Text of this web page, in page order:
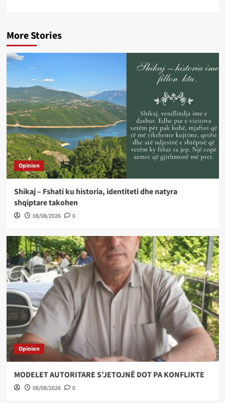
More Stories
Opinion
Shikaj – Fshati ku historia, identiteti dhe natyra
shqiptare takohen
08/08/2026 0
Opinion
MODELET AUTORITARE S’JETOJNË DOT PA KONFLIKTE
08/08/2026 0